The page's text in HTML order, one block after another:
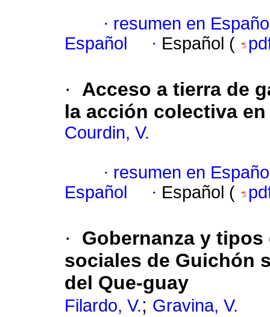
· resumen en
Español
· Español (
·
Acceso a tierra de
la acción colectiva
Courdin, V.
· resumen en
Español
· Español (
·
Gobernanza y
sociales de Guichón
del Que-guay
Filardo, V.; Gravina, V.